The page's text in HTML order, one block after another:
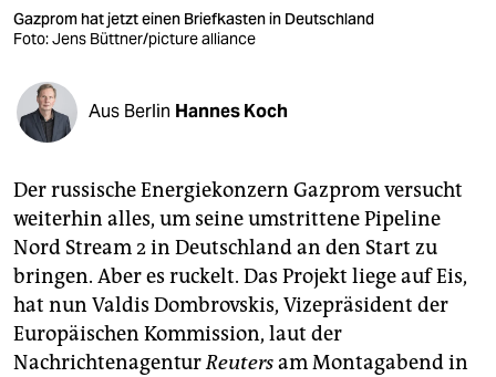
verlag
shop
fragen & hilfe
unterstützen
abo
genossenschaft
epaper login
Gazprom hat jetzt einen Briefkasten in Deutschland
Foto: Jens Büttner/picture alliance
Aus Berlin Hannes Koch
Der russische Energiekonzern Gazprom versucht
weiterhin alles, um seine umstrittene Pipeline
Nord Stream 2 in Deutschland an den Start zu
bringen. Aber es ruckelt. Das Projekt liege auf Eis,
hat nun Valdis Dombrovskis, Vizepräsident der
Europäischen Kommission, laut der
NachrichtenagenturReutersam Montagabend in